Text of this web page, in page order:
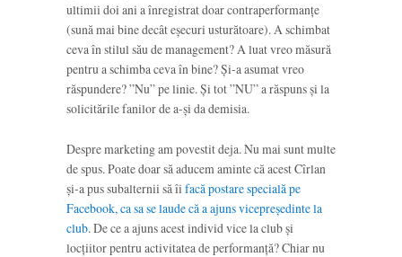
ultimii doi ani a înregistrat doar contraperformanțe
(sună mai bine decât eșecuri usturătoare). A schimbat
ceva în stilul său de management? A luat vreo măsură
pentru a schimba ceva în bine? Și-a asumat vreo
răspundere? ”Nu” pe linie. Și tot ”NU” a răspuns și la
solicitările fanilor de a-și da demisia.
Despre marketing am povestit deja. Nu mai sunt multe
de spus. Poate doar să aducem aminte că acest Cîrlan
și-a pus subalternii să îi facă postare specială pe
Facebook, ca sa se laude că a ajuns vicepreședinte la
club. De ce a ajuns acest individ vice la club și
locțiitor pentru activitatea de performanță? Chiar nu